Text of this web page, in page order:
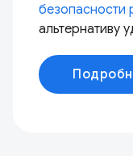
безопасности
альтернативу